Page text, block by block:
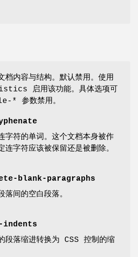
档内容与结构。默认禁用。使用
启用该功能。具体选项可
* 参数禁用。
字符的单词。这个文档本身被作
连字符应该被保留还是被删除。
blank-paragraphs
落间的空白段落。
段落缩进转换为 CSS 控制的缩